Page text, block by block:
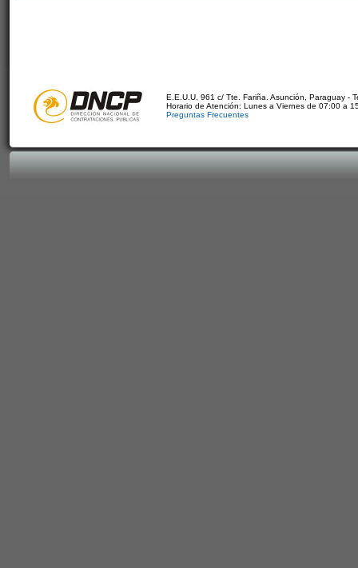
E.E.U.U. 961 c/ Tte. Fariña. Asunción, Paraguay -
Horario de Atención: Lunes a Viernes de 07:00 a
Preguntas Frecuentes